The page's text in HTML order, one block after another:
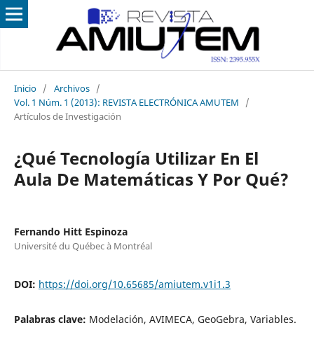
Inicio / Archivos /
Vol. 1 Núm. 1 (2013): REVISTA ELECTRÓNICA AMUTEM
/
Artículos de Investigación
¿Qué Tecnología Utilizar En El
Aula De Matemáticas Y Por Qué?
Fernando Hitt Espinoza
Université du Québec à Montréal
DOI: https://doi.org/10.65685/amiutem.v1i1.3
Palabras clave: Modelación, AVIMECA, GeoGebra, Variables.